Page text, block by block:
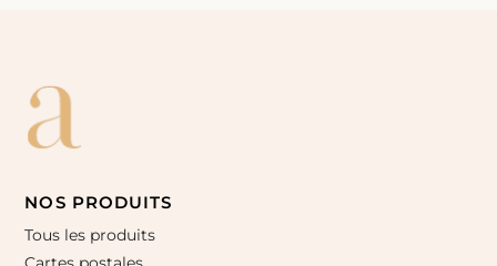
NOS PRODUITS
Tous les produits